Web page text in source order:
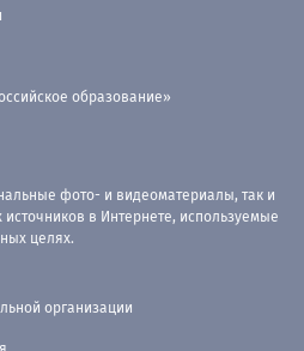
образование»
фото- и видеоматериалы, так и
в Интернете, используемые
целях.
организации